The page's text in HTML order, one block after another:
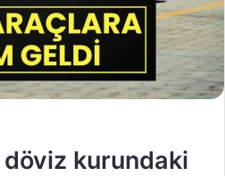
döviz kurundaki